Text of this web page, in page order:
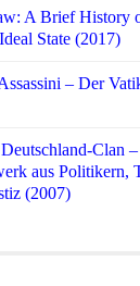
A Brief History
State (2017)
– Der
Clan
aus Politikern,
(2007)